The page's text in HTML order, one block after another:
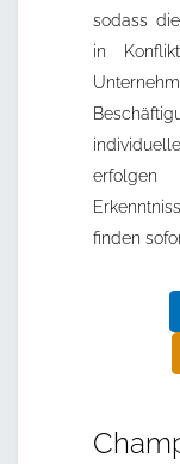
sodass
in
finden